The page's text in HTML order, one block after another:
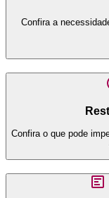
Confira a
Confira o que pode